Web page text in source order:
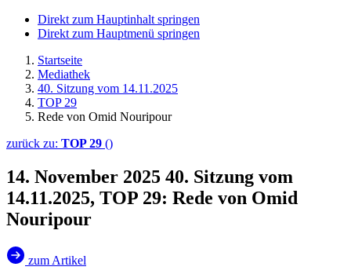
Direkt zum Hauptinhalt springen
Direkt zum Hauptmenü springen
Startseite
Mediathek
40. Sitzung vom 14.11.2025
TOP 29
Rede von Omid Nouripour
zurück zu: TOP 29 ()
14. November 2025 40. Sitzung vom
14.11.2025, TOP 29: Rede von Omid
Nouripour
zum Artikel